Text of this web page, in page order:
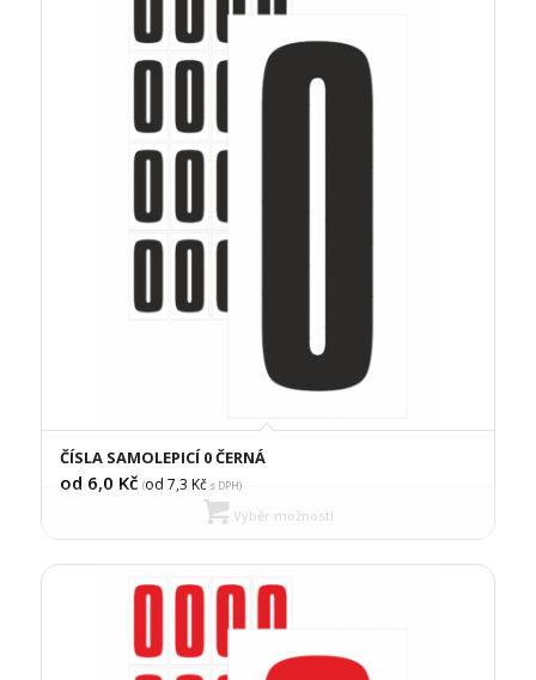
ČÍSLA SAMOLEPICÍ 0 ČERNÁ
od 6,0 Kč (od 7,3 Kčs DPH)
Výběr možností